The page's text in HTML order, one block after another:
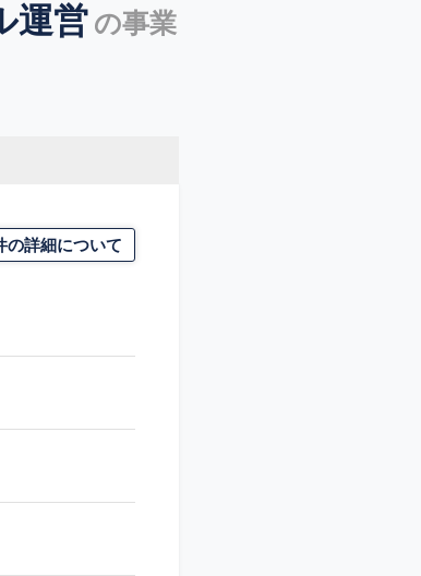
運営 の事業
の詳細について